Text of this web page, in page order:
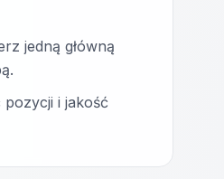
jedną główną
i jakość